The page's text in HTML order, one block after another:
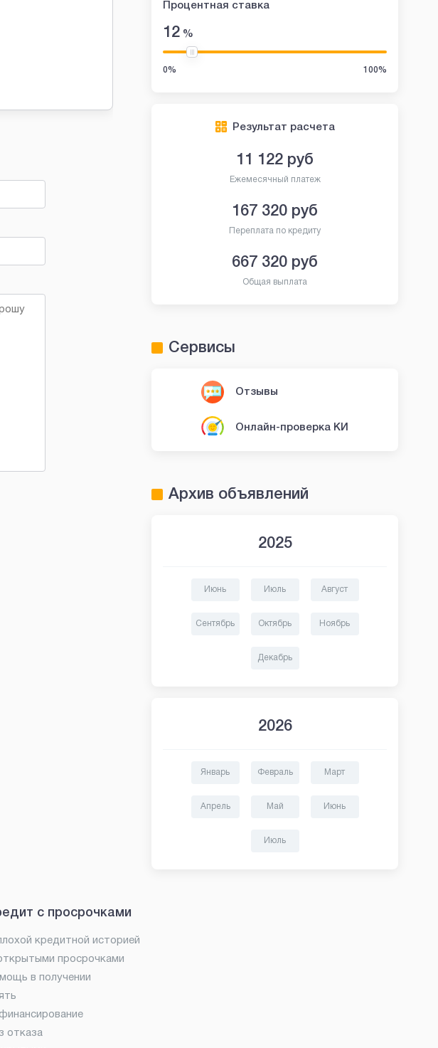
Процентная ставка
12 %
0% 100%
Результат расчета
11 122 руб
Ежемесячный платеж
167 320 руб
Переплата по кредиту
667 320 руб
Общая выплата
Сервисы
Отзывы
Онлайн-проверка КИ
Архив объявлений
2025
Июнь Июль Август
Сентябрь Октябрь Ноябрь
Декабрь
2026
Январь Февраль Март
Апрель Май Июнь
Июль
с просрочками
кредитной историей
просрочками
в получении
отказа